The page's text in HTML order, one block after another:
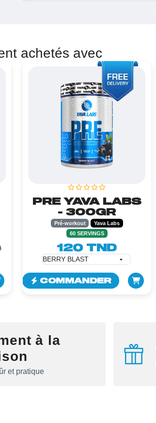
achetés avec
PRE YAVA LABS
- 300GR
Pré-workout
Yava Labs
60 SERVINGS
120 TND
COMMANDER
à la
et pratique